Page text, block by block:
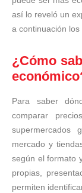
así lo reveló un
a continuación los
¿Cómo
Para saber
comparar
supermercados
mercado y
según el formato
propias,
permiten